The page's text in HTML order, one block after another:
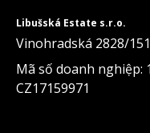
Libušská Estate s.r.o.
Vinohradská 2828/
Mã số doanh nghiệp:
CZ17159971